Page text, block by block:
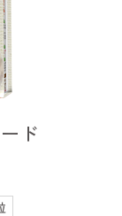
ド